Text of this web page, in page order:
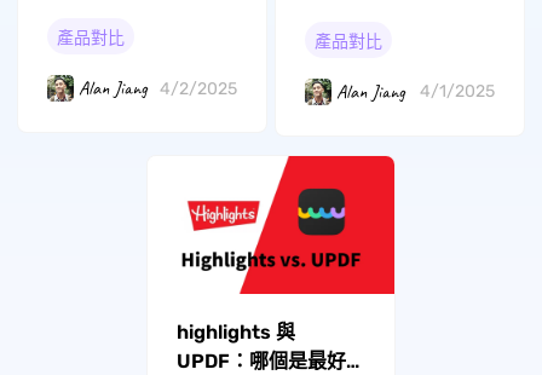
產品對比
Alan Jiang 4/2/2025
產品對比
Alan Jiang 4/1/2025
highlights 與
UPDF：哪個是最好的